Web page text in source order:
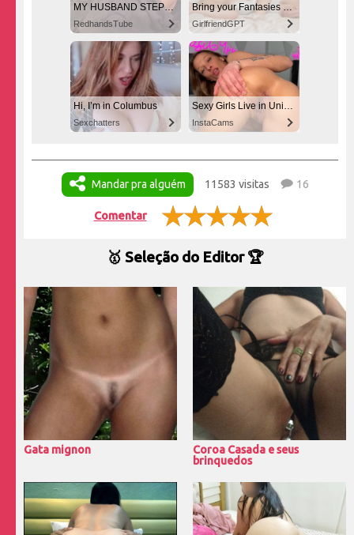
MY HUSBAND STEPSON MISTAKENLY GIVES ME IN THE ASS
RedhandsTube
Bring your Fantasies to life
GirlfriendGPT
Hi, I’m in Columbus
Sexchatters InstaCams
Mandar pra alguém 11583 visitas 16
Comentar
🥇 Seleção do Editor 🏆
Gata mignon
Coroa Casada e seus
brinquedos